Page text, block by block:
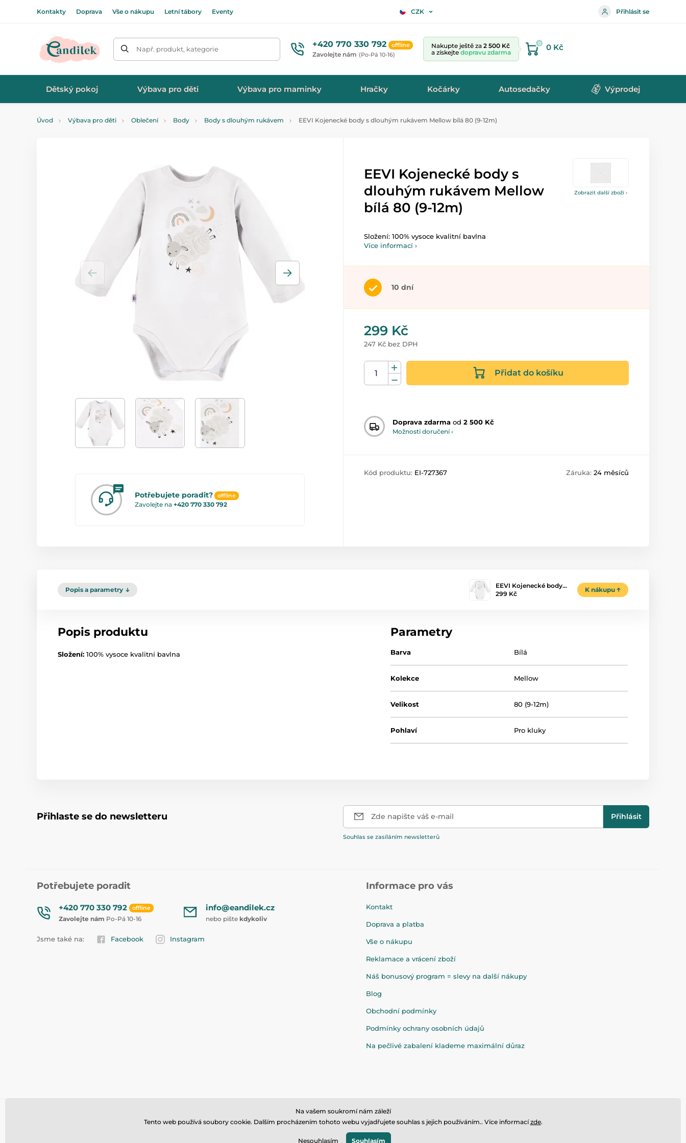
Kontakty Doprava Vše o nákupu Letní tábory Eventy CZK Přihlásit se
Např. produkt, kategorie +420 770 330 792 offline
Zavolejte nám (Po-Pá 10-16)
Nakupte ještě za 2 500 Kč
a získejte dopravu zdarma
0 0 Kč
Dětský pokoj Výbava pro děti Výbava pro maminky Hračky Kočárky Autosedačky Výprodej
Úvod Výbava pro děti Oblečení Body Body s dlouhým rukávem EEVI Kojenecké body s dlouhým rukávem Mellow bílá 80 (9-12m)
Zobrazit další zboží ›
Potřebujete poradit? offline
Zavolejte na +420 770 330 792
EEVI Kojenecké body s
dlouhým rukávem Mellow
bílá 80 (9-12m)
Složení: 100% vysoce kvalitní bavlna
Více informací ›
10 dní
299 Kč
247 Kč bez DPH
Přidat do košíku
Doprava zdarma od 2 500 Kč
Možnosti doručení ›
Kód produktu: EI-727367 Záruka: 24 měsíců
Popis a parametry
EEVI Kojenecké body…
299 Kč
K nákupu
Popis produktu
Složení: 100% vysoce kvalitní bavlna
Parametry
Barva Bílá
Kolekce Mellow
Velikost 80 (9-12m)
Pohlaví Pro kluky
Přihlaste se do newsletteru Zde napište váš e-mail Přihlásit
Souhlas se zasíláním newsletterů
Potřebujete poradit
+420 770 330 792 offline
Zavolejte nám Po-Pá 10-16
info@eandilek.cz
nebo pište kdykoliv
Jsme také na: Facebook Instagram
Informace pro vás
Kontakt
Doprava a platba
Vše o nákupu
Reklamace a vrácení zboží
Náš bonusový program = slevy na další nákupy
Blog
Obchodní podmínky
Podmínky ochrany osobních údajů
Na pečlivé zabalení klademe maximální důraz
© 2026 www.eandilek.cz ⦁ E-shop vytvořilaSIMPLIA.cz
Na vašem soukromí nám záleží
Tento web používá soubory cookie. Dalším procházením tohoto webu vyjadřujete souhlas s jejich používáním.. Více informacízde.
Nesouhlasím Souhlasím